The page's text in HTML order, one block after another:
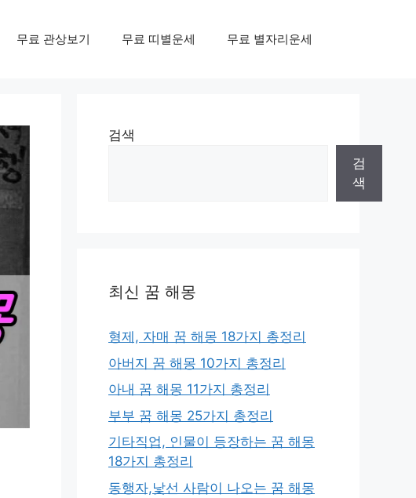
무료 관상보기 무료 띠별운세 무료 별자리운세
검색
검
색
최신 꿈 해몽
형제, 자매 꿈 해몽 18가지 총정리
아버지 꿈 해몽 10가지 총정리
아내 꿈 해몽 11가지 총정리
부부 꿈 해몽 25가지 총정리
기타직업, 인물이 등장하는 꿈 해몽
18가지 총정리
동행자,낯선 사람이 나오는 꿈 해몽